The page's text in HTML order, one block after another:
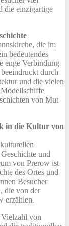
die einzigartige
die im
bedeutendes
enge Verbindung
durch
und die vielen
von Mut
in die Kultur von
und
von Prerow ist
des Ortes und
Besucher
die von der
erzählen.
von